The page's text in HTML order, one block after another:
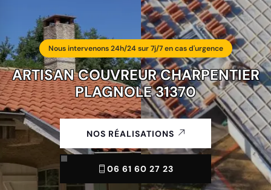
Nous intervenons 24h/24 sur 7j/7 en cas d'urgence
ARTISAN COUVREUR CHARPENTIER
PLAGNOLE 31370
NOS RÉALISATIONS
06 61 60 27 23